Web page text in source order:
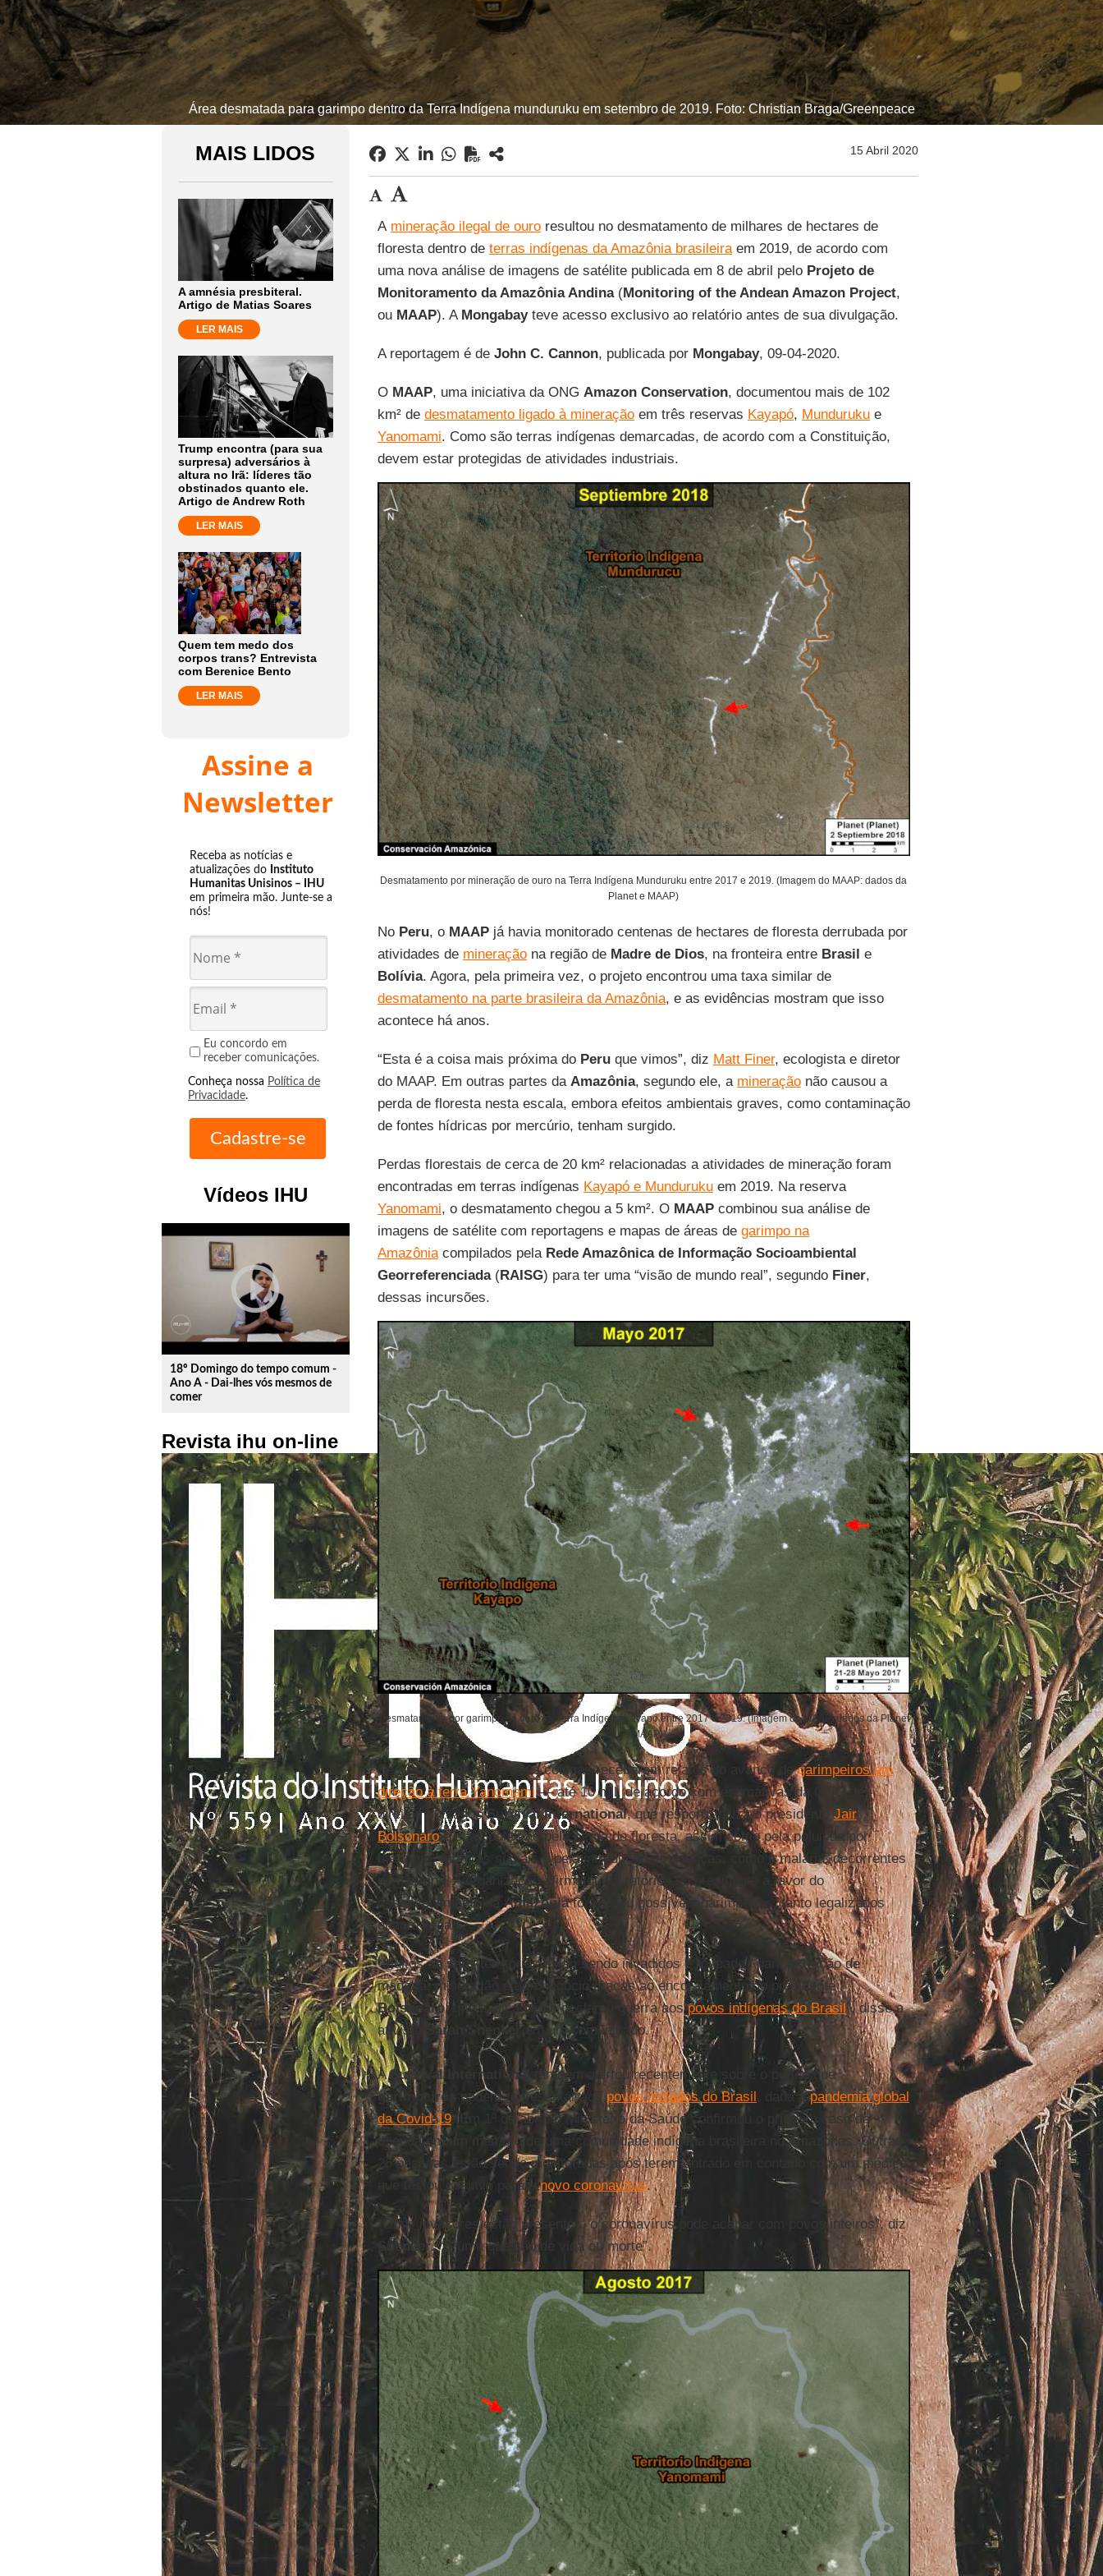
Área desmatada para garimpo dentro da Terra Indígena munduruku em setembro de 2019. Foto: Christian Braga/Greenpeace
MAIS LIDOS
A amnésia presbiteral.
Artigo de Matias Soares
LER MAIS
Trump encontra (para sua
surpresa) adversários à
altura no Irã: líderes tão
obstinados quanto ele.
Artigo de Andrew Roth
LER MAIS
Quem tem medo dos
corpos trans? Entrevista
com Berenice Bento
LER MAIS
Assine a
Newsletter
Receba as notícias e
atualizações do Instituto
Humanitas Unisinos – IHU
em primeira mão. Junte-se a
nós!
Eu concordo em
receber comunicações.
Conheça nossa Política de
Privacidade.
Vídeos IHU
play_circle_outline
18º Domingo do tempo comum -
Ano A - Dai-lhes vós mesmos de
comer
Revista ihu on-line
15 Abril 2020
A mineração ilegal de ouroresultou no desmatamento de milhares de hectares de
floresta dentro de terras indígenas da Amazônia brasileiraem 2019, de acordo com
uma nova análise de imagens de satélite publicada em 8 de abril pelo Projeto de
Monitoramento da Amazônia Andina(Monitoring of the Andean Amazon Project,
ouMAAP). A Mongabayteve acesso exclusivo ao relatório antes de sua divulgação.
A reportagem é de John C. Cannon, publicada por Mongabay, 09-04-2020.
O MAAP, uma iniciativa da ONG Amazon Conservation, documentou mais de 102
km² de desmatamento ligado à mineraçãoem três reservas Kayapó, Mundurukue
Yanomami. Como são terras indígenas demarcadas, de acordo com a Constituição,
devem estar protegidas de atividades industriais.
Desmatamento por mineração de ouro na Terra Indígena Munduruku entre 2017 e 2019. (Imagem do MAAP: dados da
Planet e MAAP)
No Peru, o MAAPjá havia monitorado centenas de hectares de floresta derrubada por
atividades de mineraçãona região de Madre de Dios, na fronteira entre Brasil e
Bolívia. Agora, pela primeira vez, o projeto encontrou uma taxa similar de
desmatamento na parte brasileira da Amazônia, e as evidências mostram que isso
acontece há anos.
“Esta é a coisa mais próxima do Peruque vimos”, diz Matt Finer, ecologista e diretor
do MAAP. Em outras partes da Amazônia, segundo ele, a mineraçãonão causou a
perda de floresta nesta escala, embora efeitos ambientais graves, como contaminação
de fontes hídricas por mercúrio, tenham surgido.
Perdas florestais de cerca de 20 km² relacionadas a atividades de mineração foram
encontradas em terras indígenas Kayapó e Mundurukuem 2019. Na reserva
Yanomami, o desmatamento chegou a 5 km². O MAAPcombinou sua análise de
imagens de satélite com reportagens e mapas de áreas de garimpo na
Amazôniacompilados pela Rede Amazônica de Informação Socioambiental
Georreferenciada(RAISG) para ter uma “visão de mundo real”, segundo Finer,
dessas incursões.
Desmatamento por garimpo de ouro na Terra Indígena Kayapó entre 2017 e 2019. (Imagem do MAAP: dados da Planet
e MAAP)
SegundoFiner, ele e seus colegas receberam relatos do avanço degarimpeiros em
direção à terra Yanomami— até 10 mil, de acordo com estimativas da ONG de
direitos humanosSurvival International, que responsabiliza o presidenteJair
Bolsonaroe suas políticas pela perda de floresta, assim como pela poluição por
mercúrio, rupturas sociais e pela introdução de doenças, como a malária, decorrentes
do garimpo. A organização afirma que a retórica do presidente a favor do
desenvolvimento daAmazôniafortaleceu possíveis garimpeiros, tanto legalizados
quanto ilegais.
“Muitos de seus territórios estão sendo invadidos e roubados para extração de
madeira, mineração e agronegócio graças ao encorajamento do presidente
Bolsonaro, que basicamente declarou guerra aos povos indígenas do Brasil”, disse a
ativista
Sarah Shenkerem um comunicado.
ASurvival International
também alertou recentemente sobre o perigo que
garimpeiros
podem representar aos povos isolados do Brasil , dada apandemia global
da Covid-19. Em 1º de abril, o Ministério da Saúde confirmou o primeiro caso da
doença em um membro de uma comunidade indígena brasileira no Amazonas. Outras
26 pessoas estão sendo monitoradas após terem entrado em contado com um médico
que testou positivo para anovo coronavírus.
“Onde invasores estão presentes, o coronavírus pode acabar com povos inteiros”, diz
Shenker. “É uma questão de vida ou morte”.